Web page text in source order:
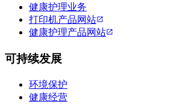
健康护理业务
打印机产品网站
健康护理产品网站
可持续发展
环境保护
健康经营